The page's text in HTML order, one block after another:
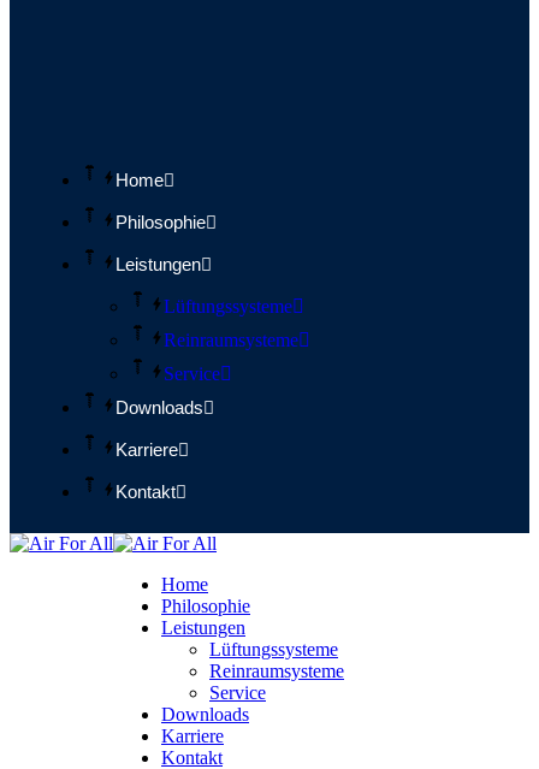
Home
Philosophie
Leistungen
Lüftungssysteme
Reinraumsysteme
Service
Downloads
Karriere
Kontakt
Home
Philosophie
Leistungen
Lüftungssysteme
Reinraumsysteme
Service
Downloads
Karriere
Kontakt